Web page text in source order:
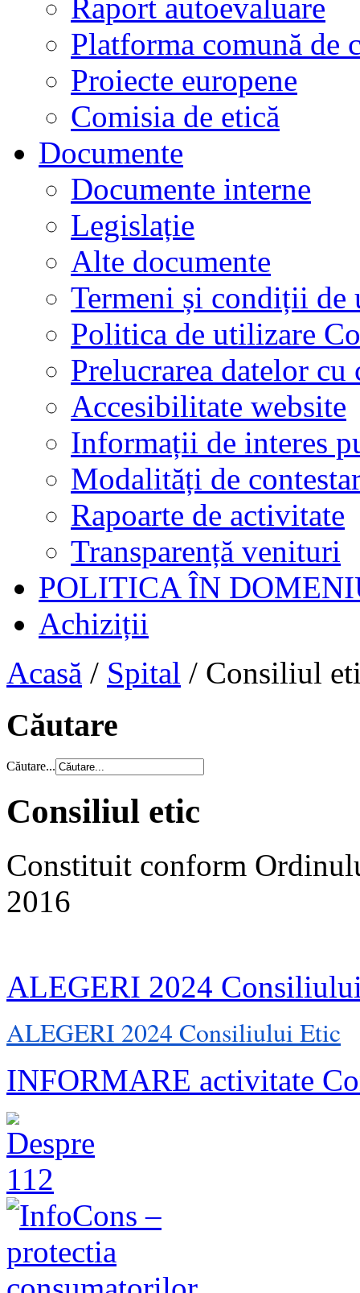
Raport autoevaluare
Platforma comună de
Proiecte europene
Comisia de etică
Documente
Documente interne
Legislație
Alte documente
Termeni și condiții de
Politica de utilizare
Prelucrarea datelor cu
Accesibilitate website
Informații de interes
Modalități de
Rapoarte de activitate
Transparență venituri
POLITICA ÎN
Achiziții
Acasă / Spital / Consiliul
Căutare
Căutare...
Consiliul etic
Constituit conform
2016
ALEGERI 2024
ALEGERI 2024 Consiliului Etic
INFORMARE activitate